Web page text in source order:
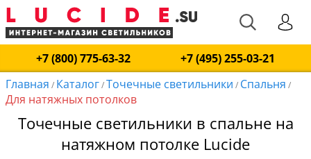
+7 (800) 775-63-32
+7 (495) 255-03-21
Главная / Каталог/Точечные светильники / Спальня /
Для натяжных потолков
Точечные светильники в спальне на
натяжном потолке Lucide